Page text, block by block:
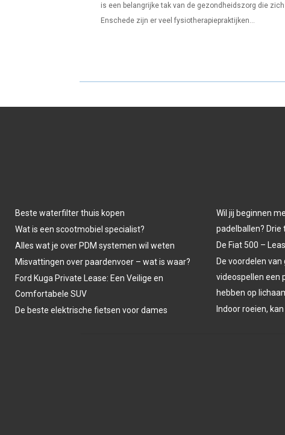
is een belangrijke tak van de gezondheidszorg die
Enschede zijn er veel fysiotherapiepraktijken...
Beste waterfilter thuis kopen
Wat is een scootmobiel specialist?
Alles wat je over PDM systemen wil weten
Misvattingen over paardenvoer – wat is waar?
Ford Kuga Private Lease: Een Veilige en
Comfortabele SUV
De beste elektrische fietsen voor dames
Wil jij beginnen
padelballen? Drie
De Fiat 500 –
De voordelen
videospellen een
hebben op
Indoor roeien,